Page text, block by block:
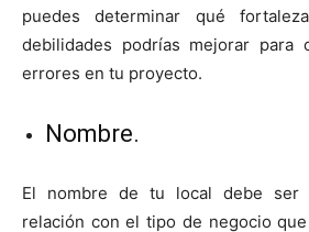
puedes determinar qué
debilidades podrías mejorar para
errores en tu proyecto.
Nombre.
El nombre de tu local debe ser
relación con el tipo de negocio